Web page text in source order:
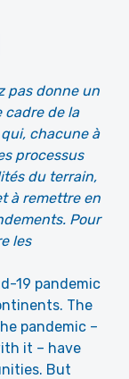
pas donne un
cadre de la
chacune à
processus
du terrain,
à remettre en
Pour
les
19 pandemic
The
pandemic –
it – have
But